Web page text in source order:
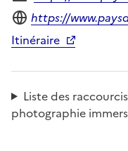
Formulaire de contact
Site internet
https://
Itinéraire
Liste des
photographie